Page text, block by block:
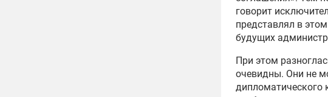
говорит
представлял в
будущих
При этом
очевидны. Они не
дипломатического